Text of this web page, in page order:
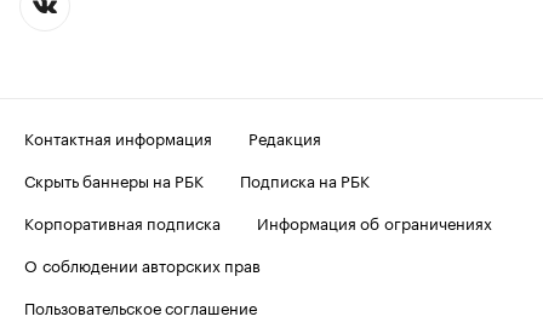
Контактная информация
Редакция
Скрыть баннеры на РБК
Подписка на РБК
Корпоративная подписка
Информация об ограничениях
О соблюдении авторских прав
Пользовательское соглашение